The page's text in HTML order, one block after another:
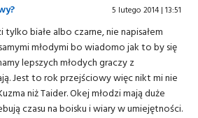
5 lutego 2014 | 13:51
białe albo czarne, nie napisałem
młodymi bo wiadomo jak to by się
lepszych młodych graczy z
Jest to rok przejściowy więc nikt mi nie
niż Taider. Okej młodzi mają duże
czasu na boisku i wiary w umiejętności.